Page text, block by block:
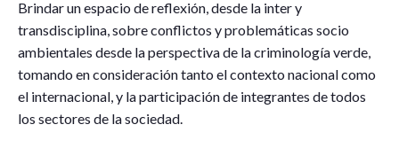
Brindar un espacio de reflexión, desde la inter y
transdisciplina, sobre conflictos y problemáticas socio
ambientales desde la perspectiva de la criminología verde,
tomando en consideración tanto el contexto nacional como
el internacional, y la participación de integrantes de todos
los sectores de la sociedad.